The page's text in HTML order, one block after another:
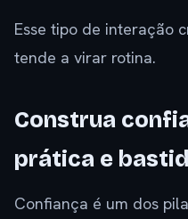
Esse tipo de interação
tende a virar rotina.
Construa
prática e
Confiança é um dos